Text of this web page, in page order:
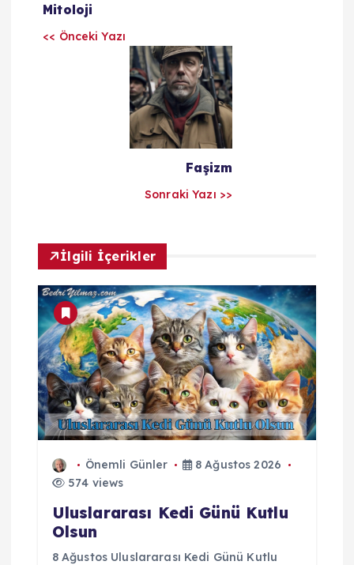
z
m
Mitoloji
<< Önceki Yazı
Faşizm
Sonraki Yazı >>
İlgili İçerikler
Önemli Günler
8 Ağustos 2026
574 views
Uluslararası Kedi Günü Kutlu
Olsun
8 Ağustos Uluslararası Kedi Günü Kutlu